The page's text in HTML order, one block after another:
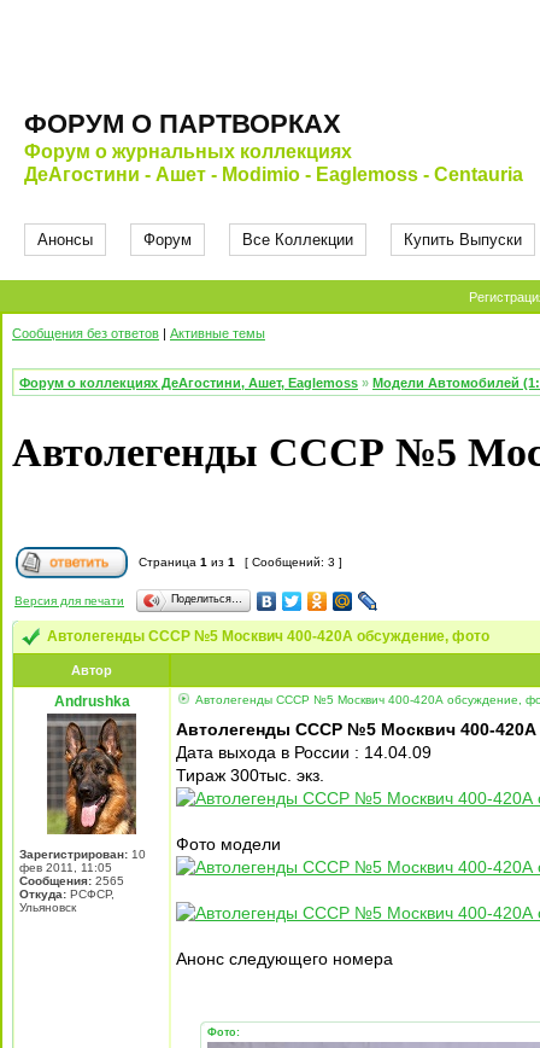
ФОРУМ О ПАРТВОРКАХ
Форум о журнальных коллекциях
ДеАгостини - Ашет - Modimio - Eaglemoss - Centauria
Анонсы Форум Все Коллекции Купить Выпуски
Сообщения без ответов | Активные темы
Форум о коллекциях ДеАгостини, Ашет, Eaglemoss » Модели Автомобилей
Автолегенды СССР №5
Страница 1 из 1 [ Сообщений: 3 ]
Версия для печати Поделиться…
Автолегенды СССР №5 Москвич 400-420А обсуждение, фото
Автор
Andrushka
Зарегистрирован: 10
фев 2011, 11:05
Сообщения: 2565
Откуда: РСФСР,
Ульяновск
Автолегенды СССР №5 Москвич 400-420А обсуждение,
Автолегенды СССР №5 Москвич 400-
Дата выхода в России : 14.04.09
Тираж 300тыс. экз.
Фото модели
Анонс следующего номера
Фото: